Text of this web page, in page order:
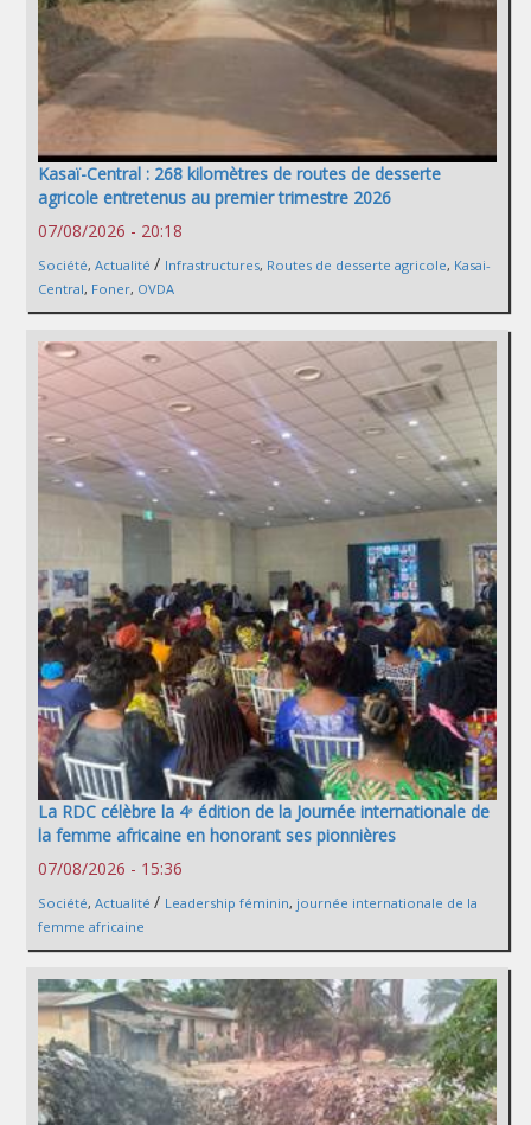
Kasaï-Central : 268 kilomètres de routes de desserte
agricole entretenus au premier trimestre 2026
07/08/2026 - 20:18
Société, Actualité / Infrastructures, Routes de desserte agricole, Kasai-
Central, Foner, OVDA
La RDC célèbre la 4ᵉ édition de la Journée internationale de
la femme africaine en honorant ses pionnières
07/08/2026 - 15:36
Société, Actualité / Leadership féminin, journée internationale de la
femme africaine